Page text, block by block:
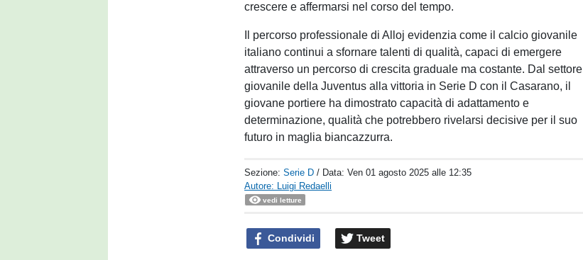
crescere e affermarsi nel corso del tempo.
Il percorso professionale di Alloj evidenzia come il calcio giovanile
italiano continui a sfornare talenti di qualità, capaci di emergere
attraverso un percorso di crescita graduale ma costante. Dal settore
giovanile della Juventus alla vittoria in Serie D con il Casarano, il
giovane portiere ha dimostrato capacità di adattamento e
determinazione, qualità che potrebbero rivelarsi decisive per il suo
futuro in maglia biancazzurra.
Sezione:Serie D / Data:Ven 01 agosto 2025 alle 12:35
Autore: Luigi Redaelli
vedi letture
Condividi Tweet